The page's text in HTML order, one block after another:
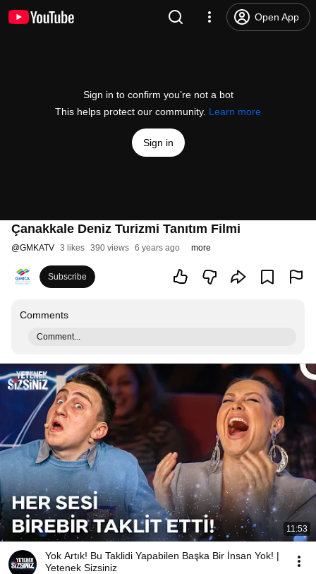
Open App
Sign in to confirm you’re not a bot
This helps protect our community. Learn more
Sign in
Çanakkale Deniz Turizmi Tanıtım Filmi
@GMKATV 3 likes 390 views 6 years ago more
Subscribe
Comments
Comment...
11:53
Yok Artık! Bu Taklidi Yapabilen Başka Bir İnsan Yok! |
Yetenek Sizsiniz